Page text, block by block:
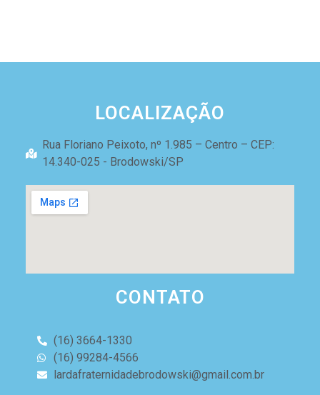
LOCALIZAÇÃO
Rua Floriano Peixoto, nº 1.985 – Centro – CEP:
14.340-025 - Brodowski/SP
CONTATO
(16) 3664-1330
(16) 99284-4566
lardafraternidadebrodowski@gmail.com.br